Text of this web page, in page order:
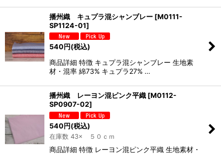
播州織 キュプラ混シャンブレー [M0111-
SP1124-01]
540円(税込)
商品詳細 特徴 キュプラ混シャンブレー 生地素
材・混率 綿73% キュプラ27% …
播州織 レーヨン混ピンク平織 [M0112-
SP0907-02]
540円(税込)
在庫数 43× ５０ｃｍ
商品詳細 特徴 レーヨン混ピンク平織 生地素材・